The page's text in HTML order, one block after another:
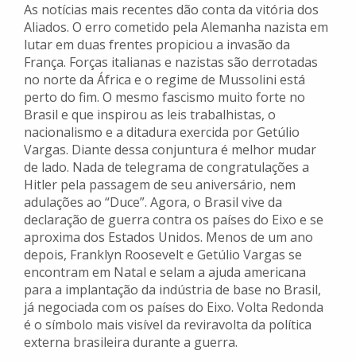
As notícias mais recentes dão conta da vitória dos
Aliados. O erro cometido pela Alemanha nazista em
lutar em duas frentes propiciou a invasão da
França. Forças italianas e nazistas são derrotadas
no norte da África e o regime de Mussolini está
perto do fim. O mesmo fascismo muito forte no
Brasil e que inspirou as leis trabalhistas, o
nacionalismo e a ditadura exercida por Getúlio
Vargas. Diante dessa conjuntura é melhor mudar
de lado. Nada de telegrama de congratulações a
Hitler pela passagem de seu aniversário, nem
adulações ao “Duce”. Agora, o Brasil vive da
declaração de guerra contra os países do Eixo e se
aproxima dos Estados Unidos. Menos de um ano
depois, Franklyn Roosevelt e Getúlio Vargas se
encontram em Natal e selam a ajuda americana
para a implantação da indústria de base no Brasil,
já negociada com os países do Eixo. Volta Redonda
é o símbolo mais visível da reviravolta da política
externa brasileira durante a guerra.